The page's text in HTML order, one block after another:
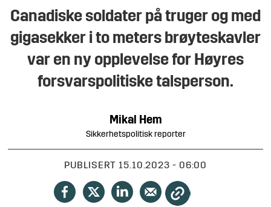
Canadiske soldater på truger og med
gigasekker i to meters brøyteskavler
var en ny opplevelse for Høyres
forsvarspolitiske talsperson.
Mikal Hem
Sikkerhetspolitisk reporter
PUBLISERT 15.10.2023 - 06:00